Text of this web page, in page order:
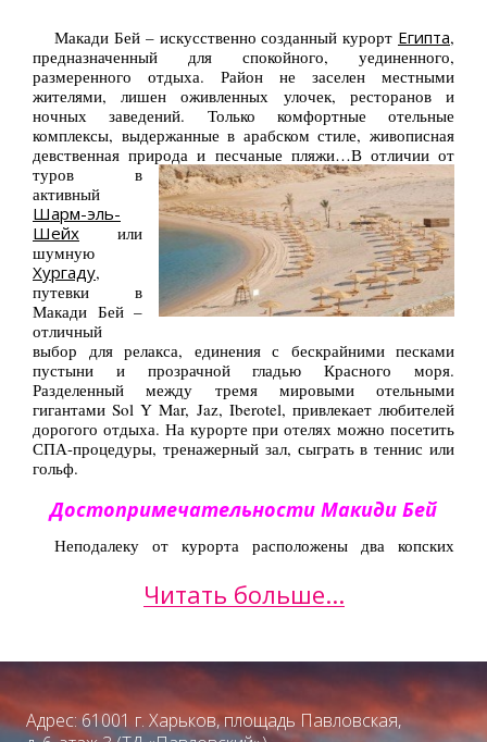
Макади Бей – искусственно созданный курорт Египта,
предназначенный для спокойного, уединенного,
размеренного отдыха. Район не заселен местными
жителями, лишен оживленных улочек, ресторанов и
ночных заведений. Только комфортные отельные
комплексы, выдержанные в арабском стиле, живописная
девственная природа и песчаные пляжи…В отличии от
туров в
активный
Шарм-эль-
Шейх или
шумную
Хургаду,
путевки в
Макади Бей –
отличный
выбор для релакса, единения с бескрайними песками
пустыни и прозрачной гладью Красного моря.
Разделенный между тремя мировыми отельными
гигантами Sol Y Mar, Jaz, Iberotel, привлекает любителей
дорогого отдыха. На курорте при отелях можно посетить
СПА-процедуры, тренажерный зал, сыграть в теннис или
гольф.
Достопримечательности Макиди Бей
Неподалеку от курорта расположены два копских
для интересующихся религией.
магазины
баночками с
эфирными
Читать больше...
Адрес: 61001 г. Харьков, площадь Павловская,